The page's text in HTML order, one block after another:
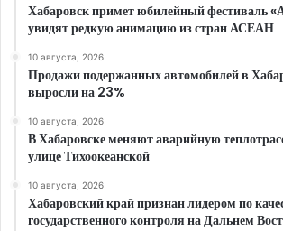
Хабаровск примет юбилейный фестиваль
увидят редкую анимацию из стран АСЕАН
10 августа, 2026
Продажи подержанных автомобилей в
выросли на 23%
10 августа, 2026
В Хабаровске меняют аварийную
улице Тихоокеанской
10 августа, 2026
Хабаровский край признан лидером по
государственного контроля на Дальнем